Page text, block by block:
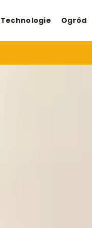
Technologie Ogród